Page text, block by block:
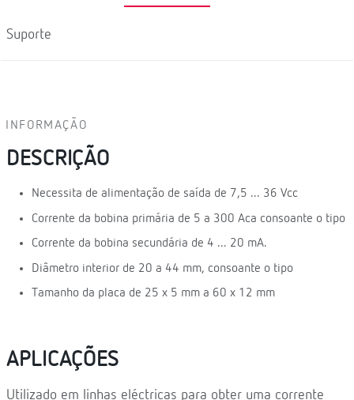
Suporte
INFORMAÇÃO
DESCRIÇÃO
Necessita de alimentação de saída de 7,5 ... 36 Vcc
Corrente da bobina primária de 5 a 300 Aca consoante o tipo
Corrente da bobina secundária de 4 ... 20 mA.
Diâmetro interior de 20 a 44 mm, consoante o tipo
Tamanho da placa de 25 x 5 mm a 60 x 12 mm
APLICAÇÕES
Utilizado em linhas eléctricas para obter uma corrente